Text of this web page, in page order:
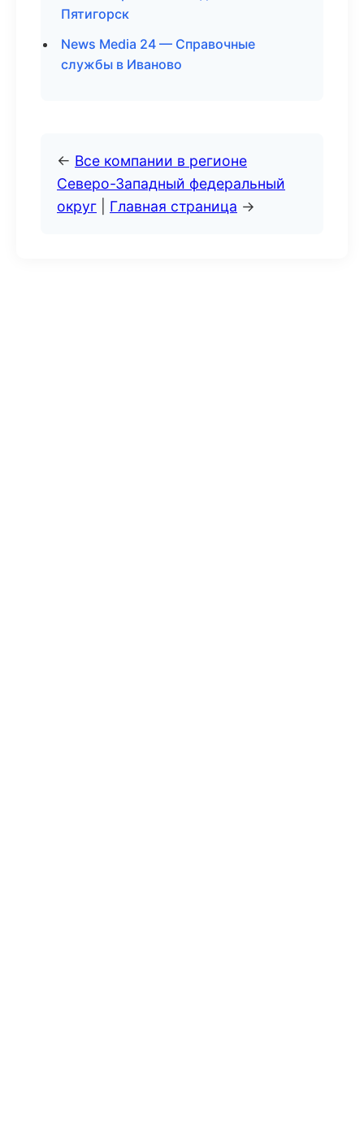
Пятигорск
News Media 24 — Справочные
службы в Иваново
← Все компании в регионе
Северо-Западный федеральный
округ
Главная страница →